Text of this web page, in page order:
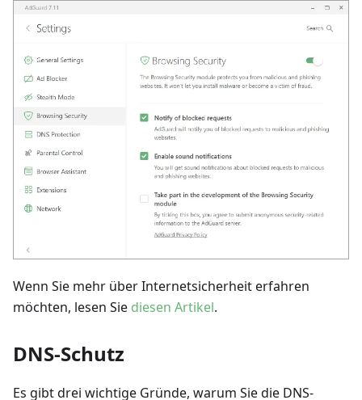
Wenn Sie mehr über Internetsicherheit erfahren
möchten, lesen Sie diesen Artikel.
DNS-Schutz
Es gibt drei wichtige Gründe, warum Sie die DNS-